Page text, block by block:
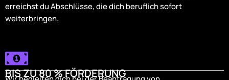
erreichst du Abschlüsse, die dich beruflich sofort
weiterbringen.
BIS ZU 80 % FÖRDERUNG